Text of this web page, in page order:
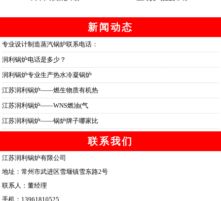
新闻动态
专业设计制造蒸汽锅炉联系电话：
润利锅炉电话是多少？
润利锅炉专业生产热水冷凝锅炉
江苏润利锅炉——燃生物质有机热
江苏润利锅炉——WNS燃油(气
江苏润利锅炉——锅炉牌子哪家比
联系我们
江苏润利锅炉有限公司
地址：常州市武进区雪堰镇雪东路2号
联系人：董经理
手机：13961810525